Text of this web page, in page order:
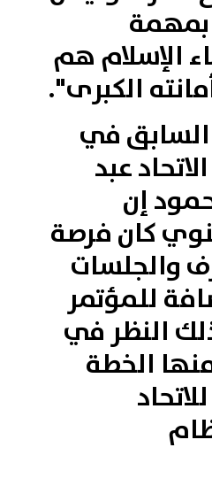
بمهمة
الإسلام هم
الكبرى".
في
عبد
إن
كان فرصة
والجلسات
للمؤتمر
النظر في
الخطة